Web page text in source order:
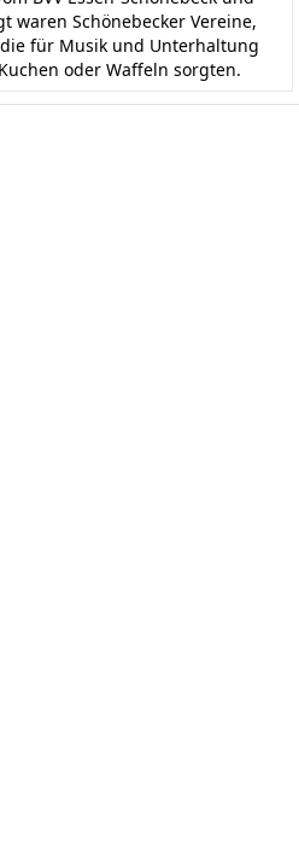
waren Schönebecker Vereine,
für Musik und Unterhaltung
oder Waffeln sorgten.